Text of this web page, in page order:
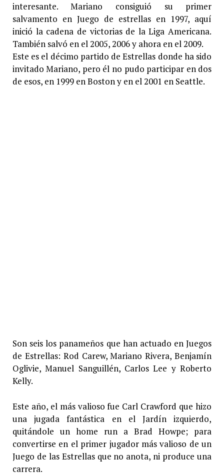
interesante. Mariano consiguió su primer
salvamento en Juego de estrellas en 1997, aquí
inició la cadena de victorias de la Liga Americana.
También salvó en el 2005, 2006 y ahora en el 2009.
Este es el décimo partido de Estrellas donde ha sido
invitado Mariano, pero él no pudo participar en dos
de esos, en 1999 en Boston y en el 2001 en Seattle.
Son seis los panameños que han actuado en Juegos
de Estrellas: Rod Carew, Mariano Rivera, Benjamín
Oglivie, Manuel Sanguillén, Carlos Lee y Roberto
Kelly.
Este año, el más valioso fue Carl Crawford que hizo
una jugada fantástica en el Jardín izquierdo,
quitándole un home run a Brad Howpe; para
convertirse en el primer jugador más valioso de un
Juego de las Estrellas que no anota, ni produce una
carrera.